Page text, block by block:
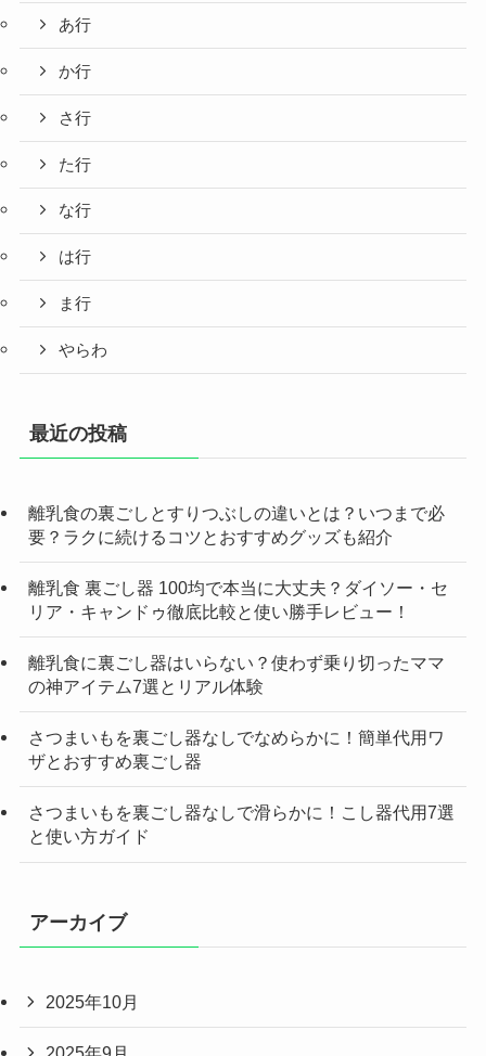
あ行
か行
さ行
た行
な行
は行
ま行
やらわ
最近の投稿
離乳食の裏ごしとすりつぶしの違いとは？いつまで必
要？ラクに続けるコツとおすすめグッズも紹介
離乳食 裏ごし器 100均で本当に大丈夫？ダイソー・セ
リア・キャンドゥ徹底比較と使い勝手レビュー！
離乳食に裏ごし器はいらない？使わず乗り切ったママ
の神アイテム7選とリアル体験
さつまいもを裏ごし器なしでなめらかに！簡単代用ワ
ザとおすすめ裏ごし器
さつまいもを裏ごし器なしで滑らかに！こし器代用7選
と使い方ガイド
アーカイブ
2025年10月